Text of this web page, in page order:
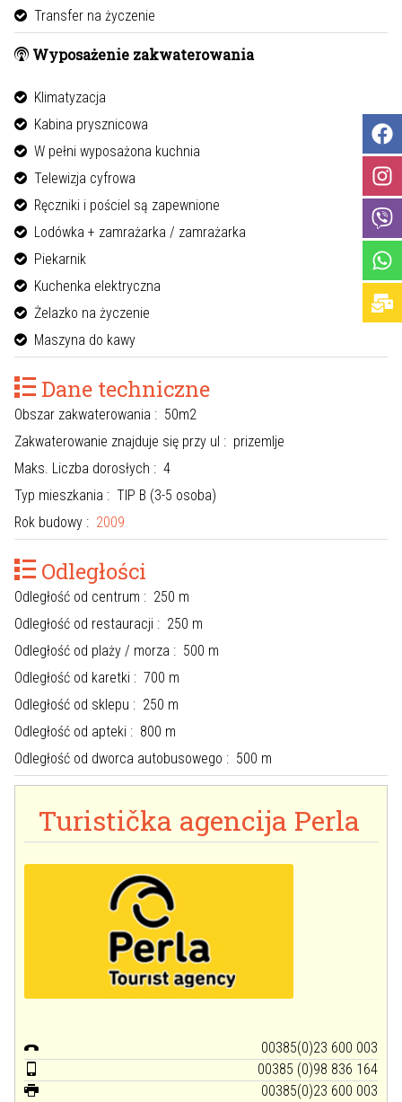
Transfer na życzenie
Wyposażenie zakwaterowania
Klimatyzacja
Kabina prysznicowa
W pełni wyposażona kuchnia
Telewizja cyfrowa
Ręczniki i pościel są zapewnione
Lodówka + zamrażarka / zamrażarka
Piekarnik
Kuchenka elektryczna
Żelazko na życzenie
Maszyna do kawy
Dane techniczne
Obszar zakwaterowania : 50m2
Zakwaterowanie znajduje się przy ul : prizemlje
Maks. Liczba dorosłych : 4
Typ mieszkania : TIP B (3-5 osoba)
Rok budowy : 2009
Odległości
Odległość od centrum : 250 m
Odległość od restauracji : 250 m
Odległość od plaży / morza : 500 m
Odległość od karetki : 700 m
Odległość od sklepu : 250 m
Odległość od apteki : 800 m
Odległość od dworca autobusowego : 500 m
Turistička agencija Perla
00385(0)23 600 003
00385 (0)98 836 164
00385(0)23 600 003